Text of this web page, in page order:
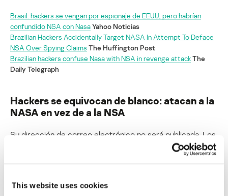
This website uses cookies
Brasil: hackers se vengan por espionaje de EEUU, pero habrían
confundido NSA con NasaYahoo Noticias
Brazilian Hackers Accidentally Target NASA In Attempt To Deface
NSA Over Spying Claims The Huffington Post
Brazilian hackers confuse Nasa with NSA in revenge attackThe
Daily Telegraph
Hackers se equivocan de blanco: atacan a la
NASA en vez de a la NSA
Su dirección de correo electrónico no será publicada. Los